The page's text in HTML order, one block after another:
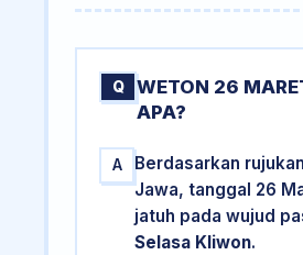
Q
WETON 26
APA?
A
Berdasarkan
Jawa, tanggal 26
jatuh pada wujud
Selasa Kliwon.